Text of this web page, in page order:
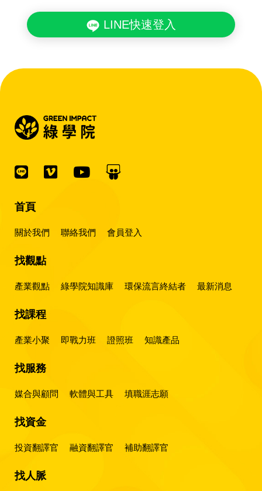
LINE快速登入
首頁
關於我們 聯絡我們 會員登入
找觀點
產業觀點 綠學院知識庫 環保流言終結者 最新消息
找課程
產業小聚 即戰力班 證照班 知識產品
找服務
媒合與顧問 軟體與工具 填職涯志願
找資金
投資翻譯官 融資翻譯官 補助翻譯官
找人脈